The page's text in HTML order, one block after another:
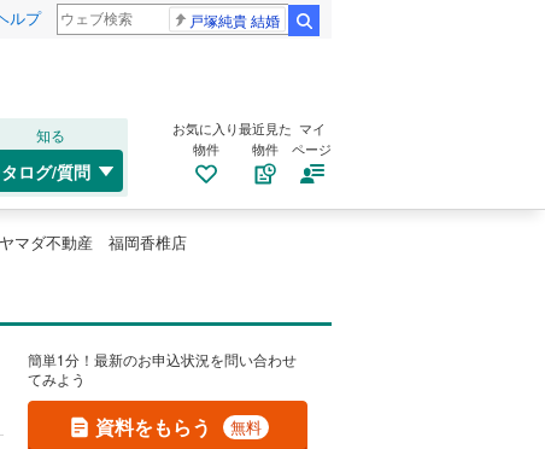
ルプ 戸塚純貴 結婚
知る
ログ/質問
お気に入り
物件
最近見た
物件
マイ
ページ
ヤマダ不動産 福岡香椎店
簡単1分！最新のお申込状況を問い合わせ
てみよう
資料をもらう 無料